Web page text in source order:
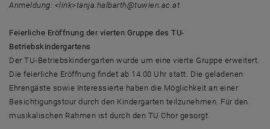
Anmeldung: <link>tanja.halbarth@tuwien.ac.at
Feierliche Eröffnung der vierten Gruppe des TU-
Betriebskindergartens
Der TU-Betriebskindergarten wurde um eine vierte Gruppe erweitert.
Die feierliche Eröffnung findet ab 14.00 Uhr statt. Die geladenen
Ehrengäste sowie Interessierte haben die Möglichkeit an einer
Besichtigungstour durch den Kindergarten teilzunehmen. Für den
musikalischen Rahmen ist durch den TU Chor gesorgt.